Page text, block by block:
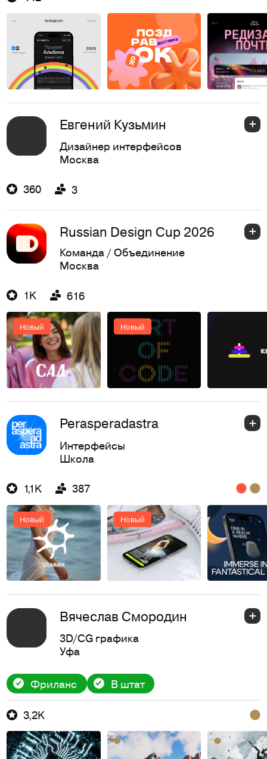
Евгений Кузьмин
Дизайнер интерфейсов
Москва
360 3
Russian Design Cup 2026
Команда / Объединение
Москва
1K 616
Новый Новый
Perasperadastra
Интерфейсы
Школа
1,1K 387
Новый Новый
Вячеслав Смородин
3D/CG графика
Уфа
Фриланс В штат
3,2K